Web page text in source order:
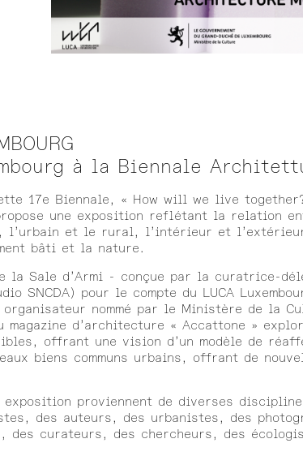
à la Biennale
17e Biennale, « How will we live
une exposition reflétant la relation
et le rural, l’intérieur et
bâti et la nature.
la Sale d’Armi - conçue par la curatrice-
SNCDA) pour le compte du LUCA
nommé par le Ministère de la
d’architecture « Accattone »
offrant une vision d’un modèle de
biens communs urbains, offrant de
proviennent de diverses
des auteurs, des urbanistes, des
des curateurs, des chercheurs, des